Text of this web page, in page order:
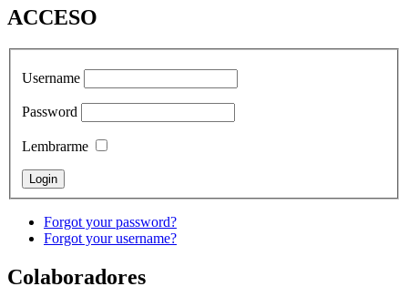
ACCESO
Username
Password
Lembrarme
Forgot your password?
Forgot your username?
Colaboradores